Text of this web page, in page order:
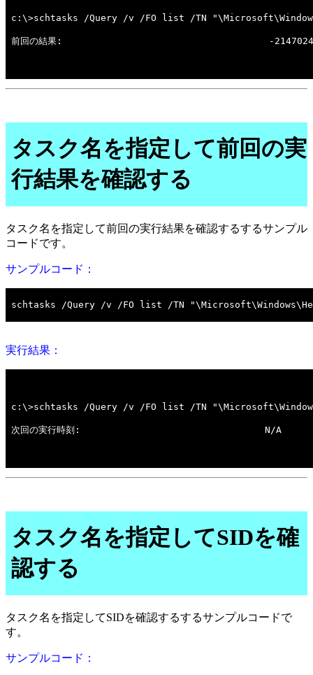
タスク名を指定して前回の実
行結果を確認する
タスク名を指定して前回の実行結果を確認するするサンプル
コードです。
サンプルコード：
実行結果：
タスク名を指定してSIDを確
認する
タスク名を指定してSIDを確認するするサンプルコードで
す。
サンプルコード：